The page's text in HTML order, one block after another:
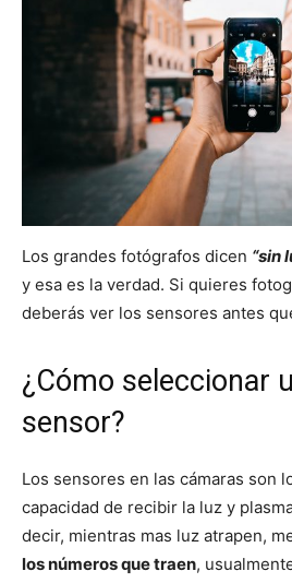
Los grandes fotógrafos dicen “sin
y esa es la verdad. Si quieres
deberás ver los sensores antes
¿Cómo seleccionar
sensor?
Los sensores en las cámaras son
capacidad de recibir la luz y
decir, mientras mas luz atrapen,
los números que traen,